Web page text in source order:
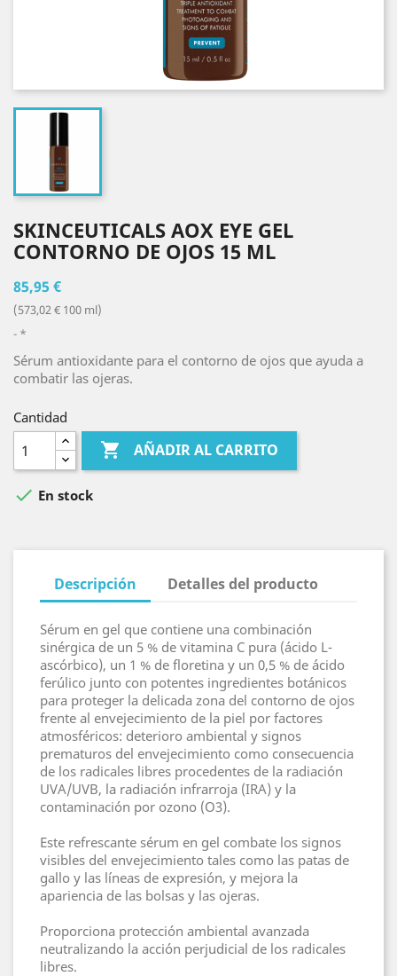
SKINCEUTICALS AOX EYE GEL
CONTORNO DE OJOS 15 ML
85,95 €
(573,02 € 100 ml)
*
Sérum antioxidante para el contorno de ojos que ayuda a
combatir las ojeras.
Cantidad
 AÑADIR AL CARRITO
 En stock
Descripción Detalles del producto
Sérum en gel que contiene una combinación
sinérgica de un 5 % de vitamina C pura (ácido L-
ascórbico), un 1 % de floretina y un 0,5 % de ácido
ferúlico junto con potentes ingredientes botánicos
para proteger la delicada zona del contorno de ojos
frente al envejecimiento de la piel por factores
atmosféricos: deterioro ambiental y signos
prematuros del envejecimiento como consecuencia
de los radicales libres procedentes de la radiación
UVA/UVB, la radiación infrarroja (IRA) y la
contaminación por ozono (O3).
Este refrescante sérum en gel combate los signos
visibles del envejecimiento tales como las patas de
gallo y las líneas de expresión, y mejora la
apariencia de las bolsas y las ojeras.
Proporciona protección ambiental avanzada
neutralizando la acción perjudicial de los radicales
libres.